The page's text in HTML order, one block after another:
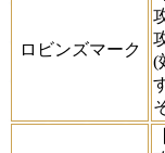
ロビンズマーク
(